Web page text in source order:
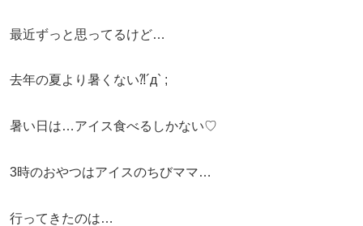
最近ずっと思ってるけど…
去年の夏より暑くない⁈´д` ;
暑い日は…アイス食べるしかない♡
3時のおやつはアイスのちびママ…
行ってきたのは…